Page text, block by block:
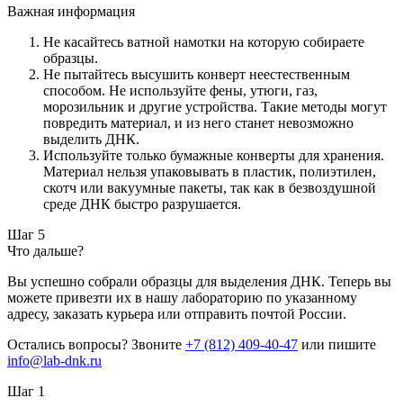
Важная информация
Не касайтесь ватной намотки на которую собираете
образцы.
Не пытайтесь высушить конверт неестественным
способом. Не используйте фены, утюги, газ,
морозильник и другие устройства. Такие методы могут
повредить материал, и из него станет невозможно
выделить ДНК.
Используйте только бумажные конверты для хранения.
Материал нельзя упаковывать в пластик, полиэтилен,
скотч или вакуумные пакеты, так как в безвоздушной
среде ДНК быстро разрушается.
Шаг 5
Что дальше?
Вы успешно собрали образцы для выделения ДНК. Теперь вы
можете привезти их в нашу лабораторию по указанному
адресу, заказать курьера или отправить почтой России.
Остались вопросы? Звоните +7 (812) 409-40-47 или пишите
info@lab-dnk.ru
Шаг 1